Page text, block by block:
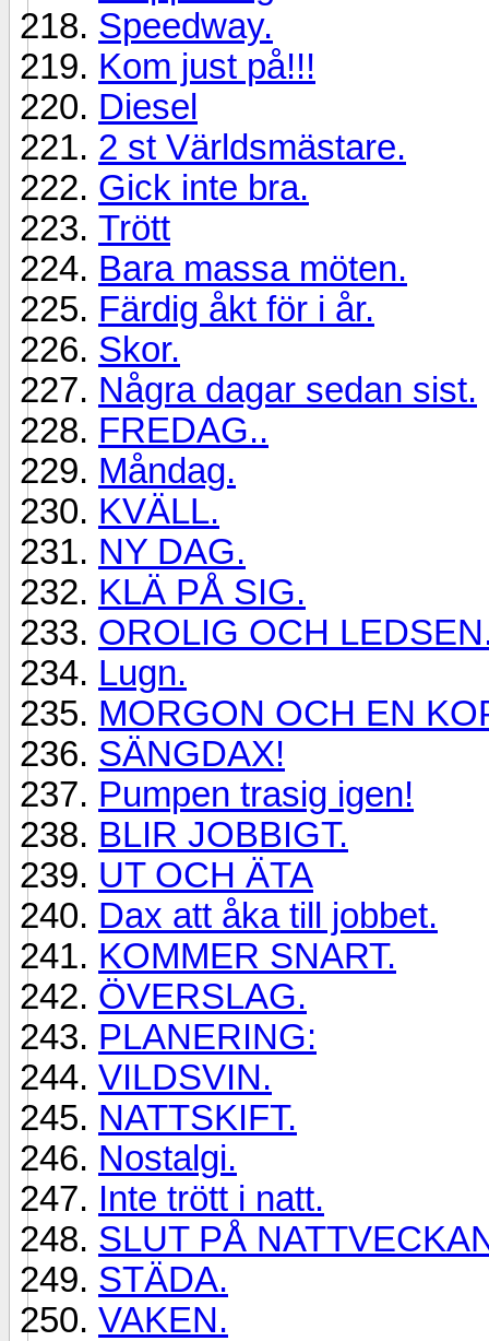
Speedway.
Kom just på!!!
Diesel
2 st Världsmästare.
Gick inte bra.
Trött
Bara massa möten.
Färdig åkt för i år.
Skor.
Några dagar sedan sist.
FREDAG..
Måndag.
KVÄLL.
NY DAG.
KLÄ PÅ SIG.
OROLIG OCH
Lugn.
MORGON OCH EN
SÄNGDAX!
Pumpen trasig igen!
BLIR JOBBIGT.
UT OCH ÄTA
Dax att åka till jobbet.
KOMMER SNART.
ÖVERSLAG.
PLANERING:
VILDSVIN.
NATTSKIFT.
Nostalgi.
Inte trött i natt.
SLUT PÅ
STÄDA.
VAKEN.